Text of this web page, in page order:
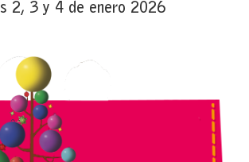
2, 3 y 4 de enero 2026